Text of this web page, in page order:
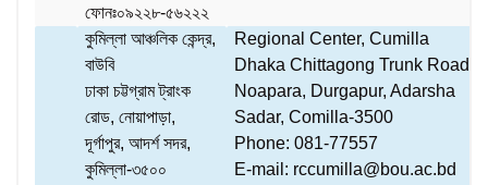
ফোনঃ০৯২২৮-৫৬২২২
কুমিল্লা আঞ্চলিক কেন্দ্র,
বাউবি
ঢাকা চট্টগ্রাম ট্রাংক
রোড, নোয়াপাড়া,
দূর্গাপুর, আদর্শ সদর,
কুমিল্লা-৩৫০০
Regional Center, Cumilla
Dhaka Chittagong Trunk Road,
Noapara, Durgapur, Adarsha
Sadar, Comilla-3500
Phone: 081-77557
E-mail: rccumilla@bou.ac.bd